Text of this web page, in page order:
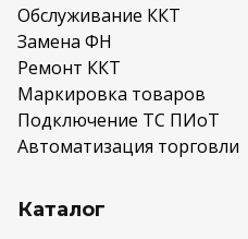
Обслуживание ККТ
Замена ФН
Ремонт ККТ
Маркировка товаров
Подключение ТС ПИоТ
Автоматизация торговли
Каталог